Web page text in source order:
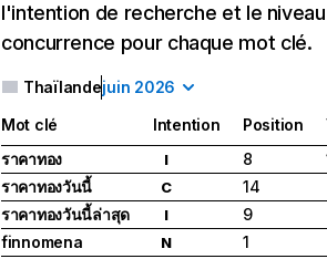
l'intention de recherche et le
concurrence pour chaque mot clé.
Thaïlandejuin 2026
Mot clé Intention Position
ราคาทอง
I 8
ราคาทองวันนี้
C 14
ราคาทองวันนี้ล่าสุด
I 9
finnomena
N 1